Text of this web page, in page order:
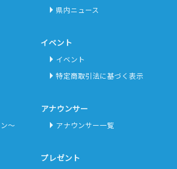
～
県内ニュース
イベント
イベント
特定商取引法に基づく表示
アナウンサー
アナウンサー一覧
プレゼント